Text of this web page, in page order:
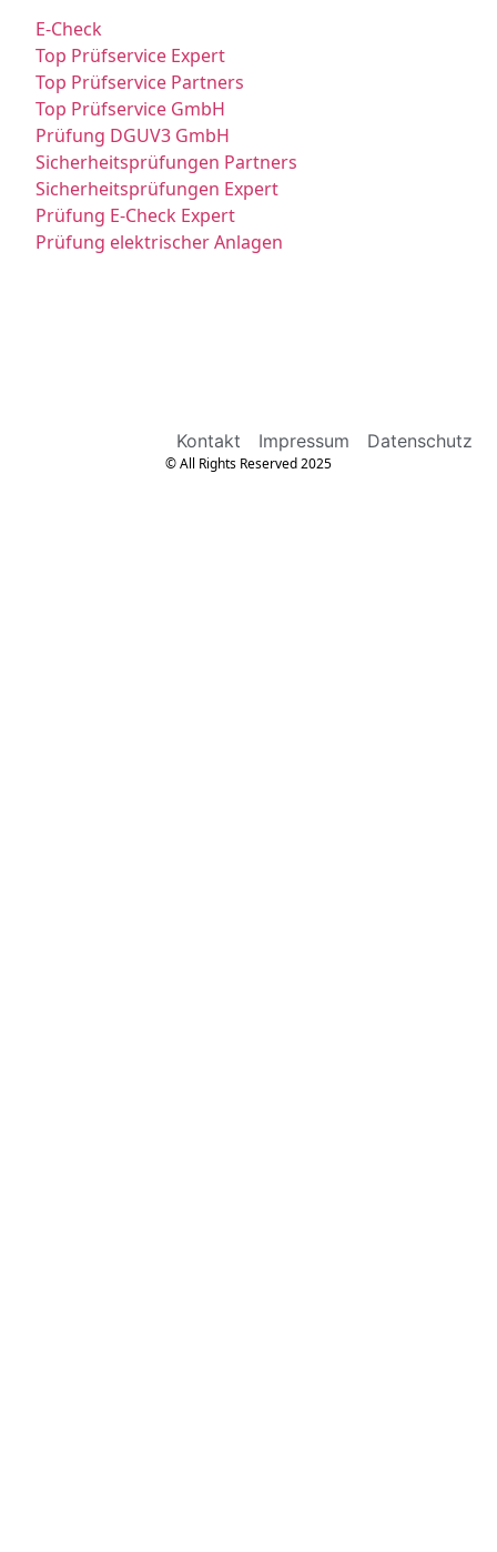
E-Check
Top Prüfservice Expert
Top Prüfservice Partners
Top Prüfservice GmbH
Prüfung DGUV3 GmbH
Sicherheitsprüfungen Partners
Sicherheitsprüfungen Expert
Prüfung E-Check Expert
Prüfung elektrischer Anlagen
Kontakt Impressum Datenschutz
© All Rights Reserved 2025